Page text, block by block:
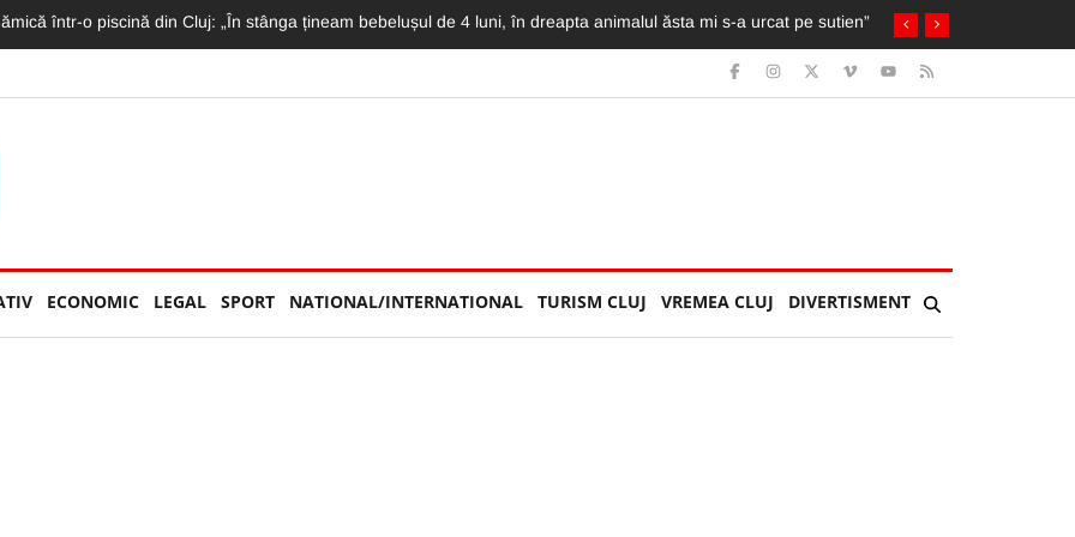
la „U”. Conducătorul este decis să plece de la echipă
ECONOMIC LEGAL SPORT NATIONAL/INTERNATIONAL TURISM CLUJ VREMEA CLUJ DIVERTISMENT